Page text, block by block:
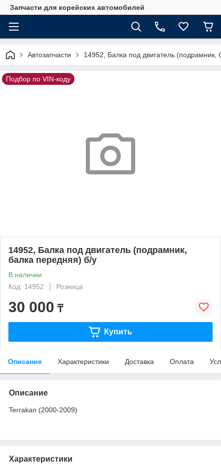
Запчасти для корейских автомобилей
Автозапчасти 14952, Балка под двигатель (подрамник,
Подбор по VIN-коду
14952, Балка под двигатель (подрамник,
балка передняя) б/у
В наличии
Код: 14952
Розница
30 000 ₸
Купить
Описание Характеристики Доставка Оплата
Описание
Terrakan (2000-2009)
Характеристики